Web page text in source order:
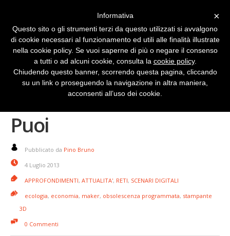
Maker ripara il mondo.
Puoi
Pubblicato da Pino Bruno
4 Luglio 2013
APPROFONDIMENTI, ATTUALITA', RETI, SCENARI DIGITALI
ecologia, economia, maker, obsolescenza programmata, stampante
3D
0 Commenti
×
Informativa
Questo sito o gli strumenti terzi da questo utilizzati si avvalgono
di cookie necessari al funzionamento ed utili alle finalità illustrate
nella cookie policy. Se vuoi saperne di più o negare il consenso
a tutti o ad alcuni cookie, consulta la cookie policy.
Chiudendo questo banner, scorrendo questa pagina, cliccando
su un link o proseguendo la navigazione in altra maniera,
acconsenti all’uso dei cookie.